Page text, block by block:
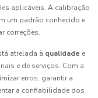
aplicáveis. A calibração
um padrão conhecido e
correções.
atrelada à qualidade e
e de serviços. Com a
erros, garantir a
a confiabilidade dos